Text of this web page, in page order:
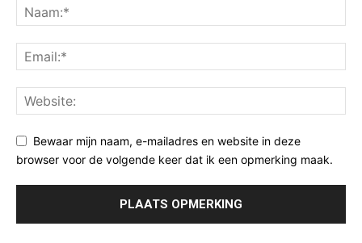
Bewaar mijn naam, e-mailadres en website in deze
browser voor de volgende keer dat ik een opmerking maak.